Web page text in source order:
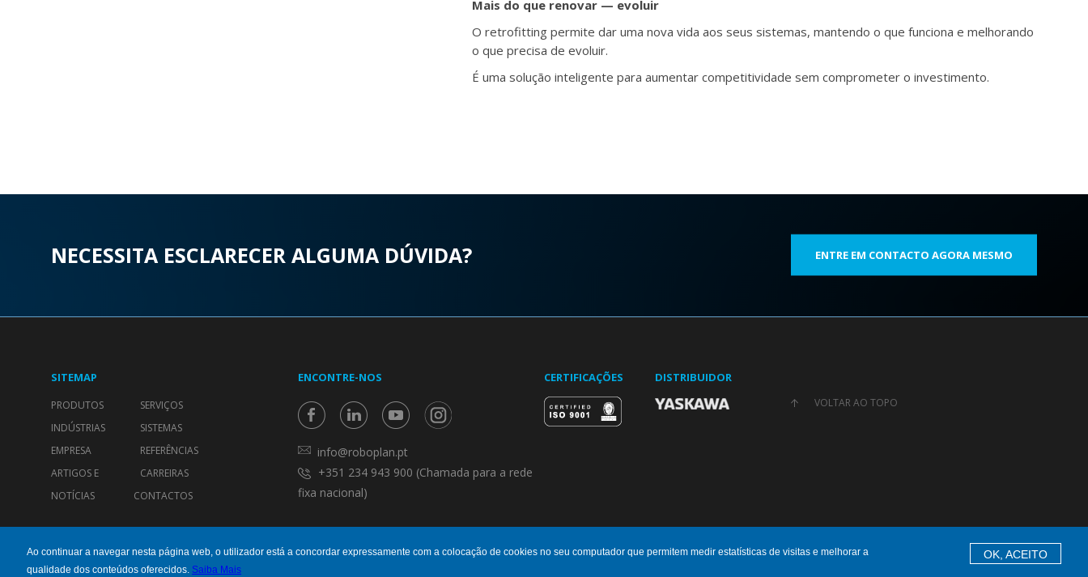
Ao continuar a navegar nesta página web, o utilizador está a concordar expressamente com a colocação de cookies no seu computador que permitem medir estatísticas de visitas e melhorar a
qualidade dos conteúdos oferecidos. Saiba Mais
OK, ACEITO
Mais do que renovar — evoluir
O retrofitting permite dar uma nova vida aos seus sistemas, mantendo o que funciona e melhorando
o que precisa de evoluir.
É uma solução inteligente para aumentar competitividade sem comprometer o investimento.
NECESSITA ESCLARECER ALGUMA DÚVIDA? ENTRE EM CONTACTO AGORA MESMO
SITEMAP
PRODUTOS
SERVIÇOS
INDÚSTRIAS
SISTEMAS
EMPRESA
REFERÊNCIAS
ARTIGOS E
NOTÍCIAS
CARREIRAS
CONTACTOS
ENCONTRE-NOS
info@roboplan.pt
+351 234 943 900 (Chamada para a rede
fixa nacional)
CERTIFICAÇÕES DISTRIBUIDOR
VOLTAR AO TOPO
© 2026 ROBOPLAN. TODOS OS DIREITOS RESERVADOS